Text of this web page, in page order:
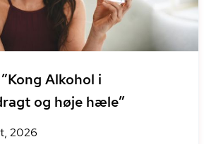
Alkohol i
og høje hæle”
2026